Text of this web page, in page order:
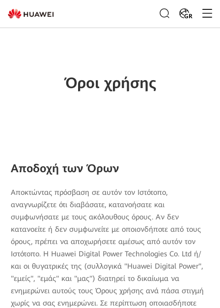
GR
Όροι χρήσης
Αποδοχή των Όρων
Αποκτώντας πρόσβαση σε αυτόν τον Ιστότοπο,
αναγνωρίζετε ότι διαβάσατε, κατανοήσατε και
συμφωνήσατε με τους ακόλουθους όρους. Αν δεν
κατανοείτε ή δεν συμφωνείτε με οποιονδήποτε από τους
όρους, πρέπει να αποχωρήσετε αμέσως από αυτόν τον
Ιστότοπο. Η Huawei Digital Power Technologies Co. Ltd ή/
και οι θυγατρικές της (συλλογικά "Huawei Digital Power",
"εμείς", "εμάς" και "μας") διατηρεί το δικαίωμα να
ενημερώνει αυτούς τους Όρους χρήσης ανά πάσα στιγμή
χωρίς να σας ενημερώνει. Σε περίπτωση οποιασδήποτε